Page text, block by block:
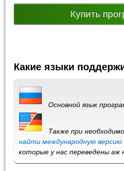
Купить
Какие языки
Основной язык
Также при
найти международную версию
которые у нас переведены аж